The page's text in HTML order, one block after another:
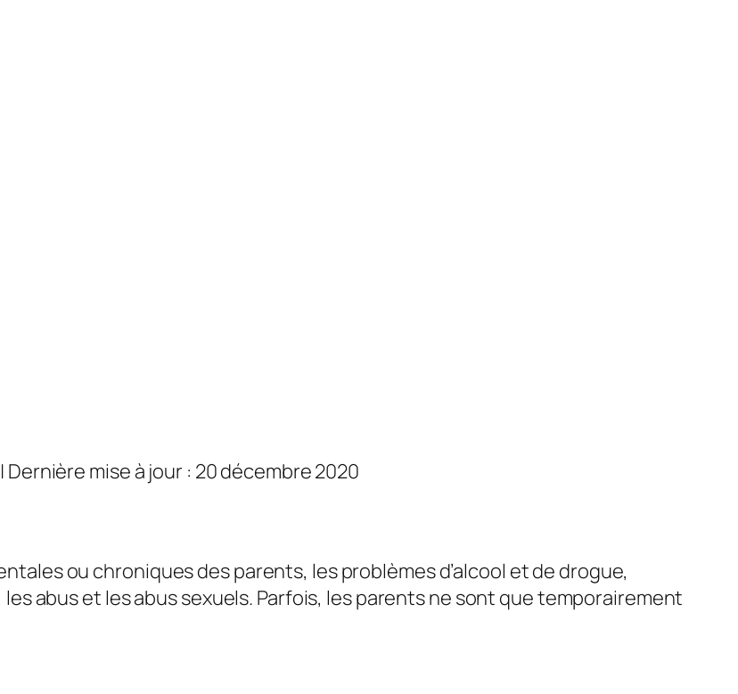
| Dernière mise à jour : 20 décembre 2020
ou chroniques des parents, les problèmes d’alcool et de drogue,
abus et les abus sexuels. Parfois, les parents ne sont que temporairement